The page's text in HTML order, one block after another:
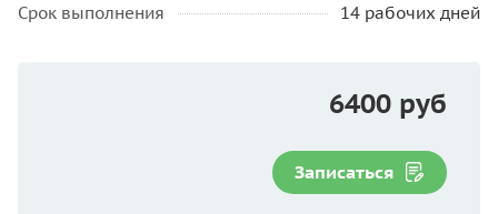
Срок выполнения 14 рабочих дней
6400 руб
Записаться